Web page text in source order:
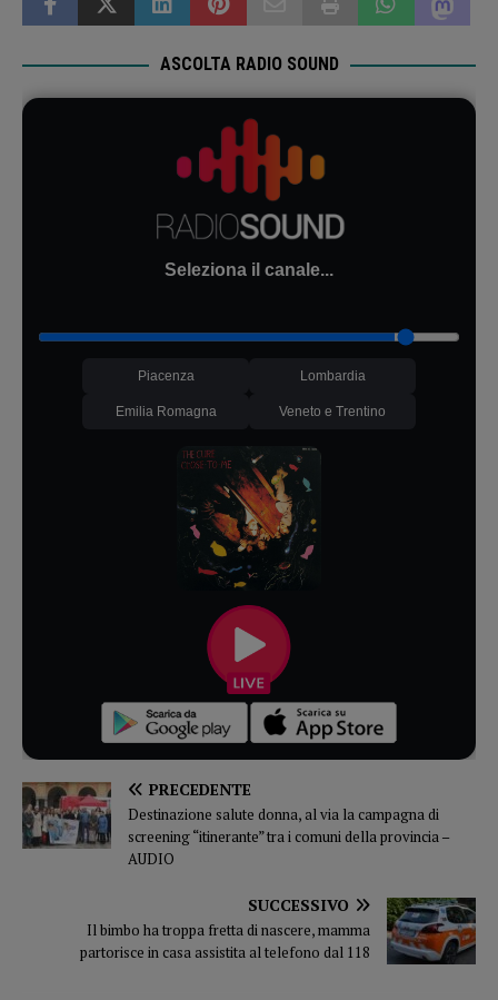
ASCOLTA RADIO SOUND
Seleziona il canale...
Piacenza Lombardia
Emilia Romagna Veneto e Trentino
PRECEDENTE
Destinazione salute donna, al via la campagna di
screening “itinerante” tra i comuni della provincia –
AUDIO
SUCCESSIVO
Il bimbo ha troppa fretta di nascere, mamma
partorisce in casa assistita al telefono dal 118